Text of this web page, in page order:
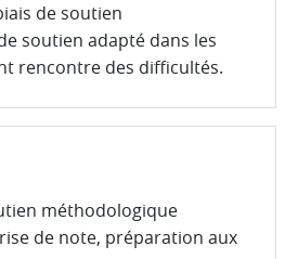
de soutien
soutien adapté dans les
rencontre des difficultés.
méthodologique
de note, préparation aux